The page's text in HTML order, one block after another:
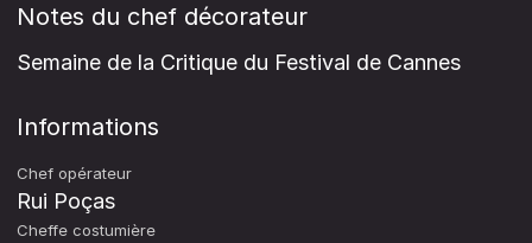
Notes du chef décorateur
Semaine de la Critique du Festival de Cannes
Informations
Chef opérateur
Rui Poças
Cheffe costumière